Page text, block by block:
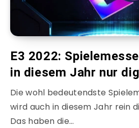
E3 2022:
in diesem Jahr nur
Die wohl bedeutendste
wird auch in diesem Jahr rein
Das haben die…